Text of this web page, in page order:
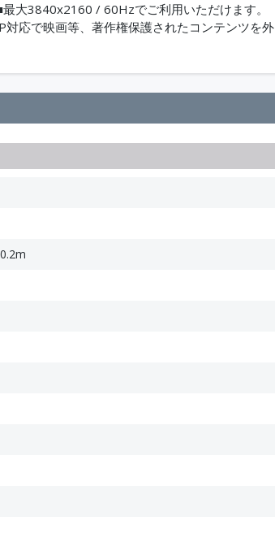
大3840x2160 / 60Hzでご利用いただけます。
応で映画等、著作権保護されたコンテンツを外